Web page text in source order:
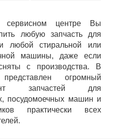
центре Вы
любую запчасть для
любой стиральной или
машины, даже если
с производства. В
огромный
запчастей для
посудомоечных машин и
практически всех